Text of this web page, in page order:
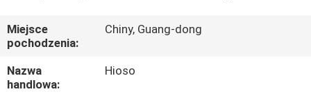
NAS
WYCIECZKA
Miejsce
pochodzenia:
Chiny, Guang-dong
Nazwa
handlowa:
Hioso